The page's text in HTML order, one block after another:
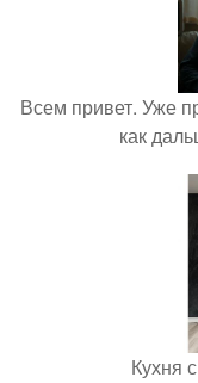
Всем привет. Уже
как
Кухня